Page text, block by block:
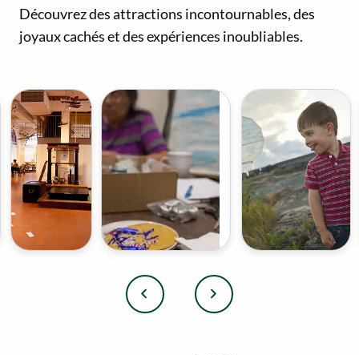
Découvrez des attractions incontournables, des
joyaux cachés et des expériences inoubliables.
M
u
s
é
d
e
N
O
j
i
b
w
e
C
Précédent Suivant